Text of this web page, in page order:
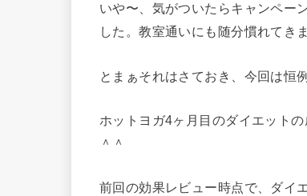
いや〜、気がついたらキャンペー
した。教室通いにも随分慣れてき
とまぁそれはさておき、今回は恒
ホットヨガ4ヶ月目のダイエット
＾＾
前回の効果レビュー時点で、ダイ